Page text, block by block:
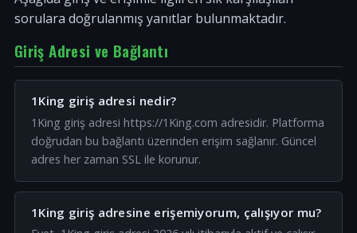
sorulara doğrulanmış yanıtlar bulunmaktadır.
Giriş Adresi ve Bağlantı
1King giriş adresi nedir?
1King giriş adresi https://1King.com adresidir. Platforma
doğrudan bu bağlantı üzerinden erişim sağlanır. Güncel
adres her zaman SSL ile korunur.
1King giriş adresine erişemiyorum, çalışıyor mu?